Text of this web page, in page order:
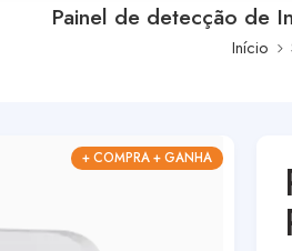
Painel de detecção de
Início
+ COMPRA + GANHA